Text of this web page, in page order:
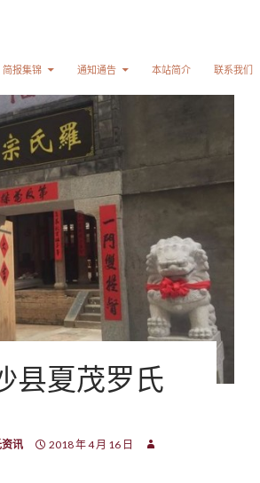
简报集锦 通知通告 本站简介 联系我们
县夏茂罗氏
讯
2018 年 4 月 16 日